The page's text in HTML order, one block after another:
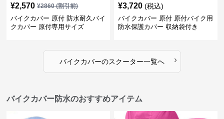
¥2,570 ¥2860(割引前)
バイクカバー 原付 防水耐久バイ
クカバー 原付専用サイズ
¥3,720 (税込)
バイクカバー 原付 原付バイク用
防水保護カバー 収納袋付き
バイクカバーのスクーター一覧へ ›
バイクカバー防水のおすすめアイテム